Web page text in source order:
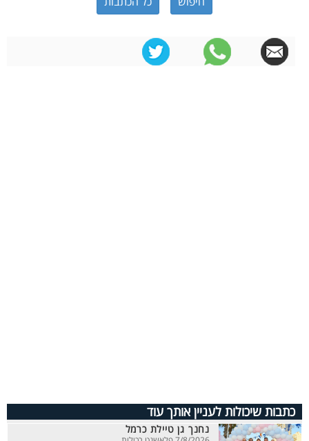
כתבות שיכולות לעניין אותך עוד
נחנך גן טיילת כרמל